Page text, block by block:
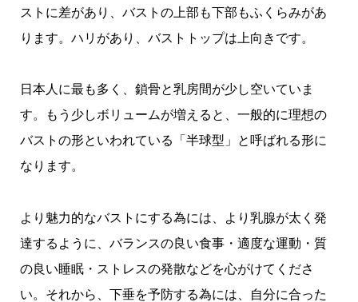
ストに差があり、バストの上部も下部もふくらみがあ
ります。ハリがあり、バストトップは上向きです。
日本人に最も多く、鎖骨と乳房間が少し空いていま
す。もう少しボリュームが増えると、一般的に理想の
バストの形といわれている「半球型」と呼ばれる形に
なります。
より魅力的なバストにする為には、より乳腺が太く発
達するように、バランスの良い食事・適度な運動・質
の良い睡眠・ストレスの発散などを心がけてくださ
い。それから、下垂を予防する為には、自分に合った